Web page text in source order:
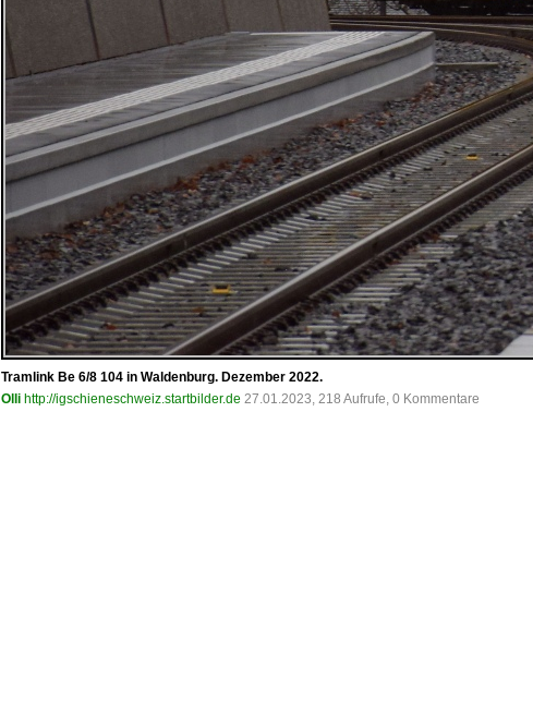
Tramlink Be 6/8 104 in Waldenburg. Dezember 2022.
Olli http://igschieneschweiz.startbilder.de 27.01.2023, 218 Aufrufe, 0 Kommentare